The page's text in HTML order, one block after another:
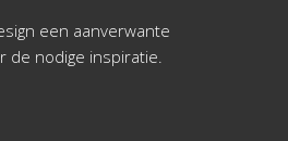
een aanverwante
de nodige inspiratie.